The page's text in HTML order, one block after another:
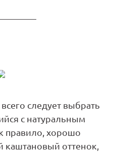
следует выбрать
с натуральным
правило, хорошо
каштановый оттенок,